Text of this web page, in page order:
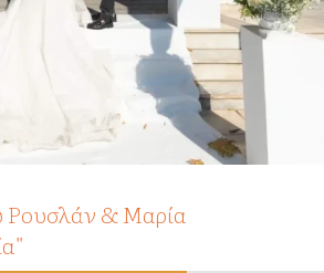
Ρουσλάν & Μαρία